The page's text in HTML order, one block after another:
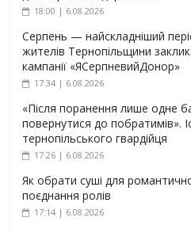
18:00 | 6.08.2026
Серпень — найскладніший
жителів Тернопільщини
кампанії «ЯСерпневийДонор»
17:34 | 6.08.2026
«Після поранення лише одне
повернутися до побратимів».
тернопільського гвардійця
17:26 | 6.08.2026
Як обрати суші для
поєднання ролів
17:14 | 6.08.2026